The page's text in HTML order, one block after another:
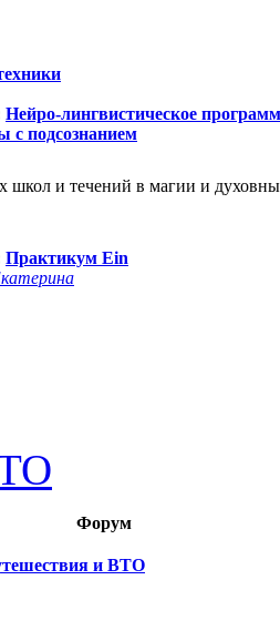
Нейро-лингвистическое
с подсознанием
школ и течений в магии и
Практикум Ein
Форум
и ВТО